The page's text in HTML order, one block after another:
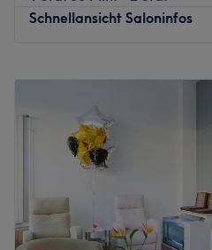
Schnellansicht Saloninfos
Mittwoch
Donnerstag
Freitag
Samstag
Sonntag
Thepsiri in Köln-Hansaring ist